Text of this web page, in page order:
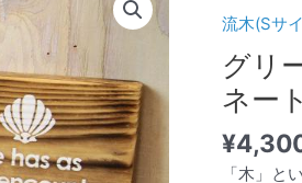
流木(Sサ
グリ
ネート
¥
「木」と
リ
ー
ン
を
組
み
合